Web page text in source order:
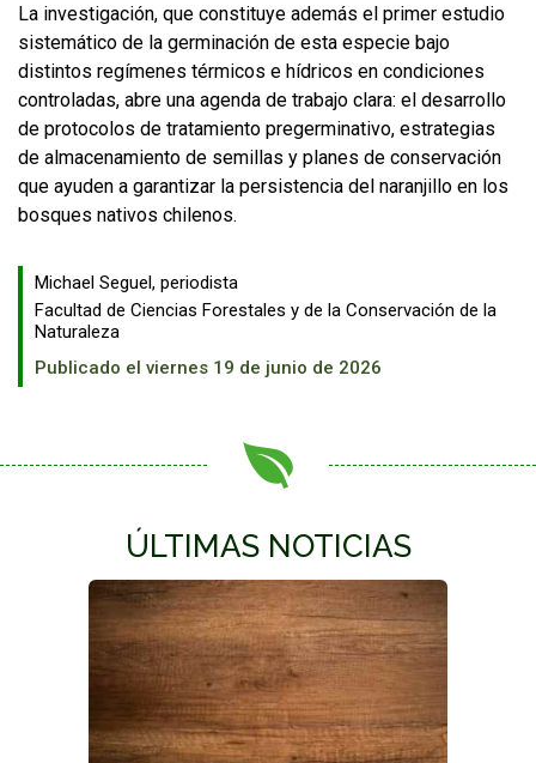
La investigación, que constituye además el primer estudio
sistemático de la germinación de esta especie bajo
distintos regímenes térmicos e hídricos en condiciones
controladas, abre una agenda de trabajo clara: el desarrollo
de protocolos de tratamiento pregerminativo, estrategias
de almacenamiento de semillas y planes de conservación
que ayuden a garantizar la persistencia del naranjillo en los
bosques nativos chilenos.
Michael Seguel, periodista
Facultad de Ciencias Forestales y de la Conservación de la
Naturaleza
Publicado el viernes 19 de junio de 2026
ÚLTIMAS NOTICIAS